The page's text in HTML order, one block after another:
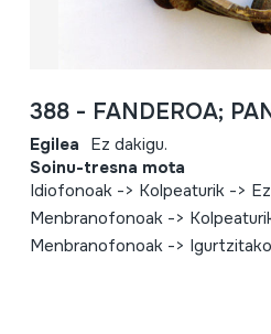
388 - FANDEROA;
Egilea Ez dakigu.
Soinu-tresna mota
Idiofonoak -> Kolpeaturik ->
Menbranofonoak ->
Menbranofonoak ->